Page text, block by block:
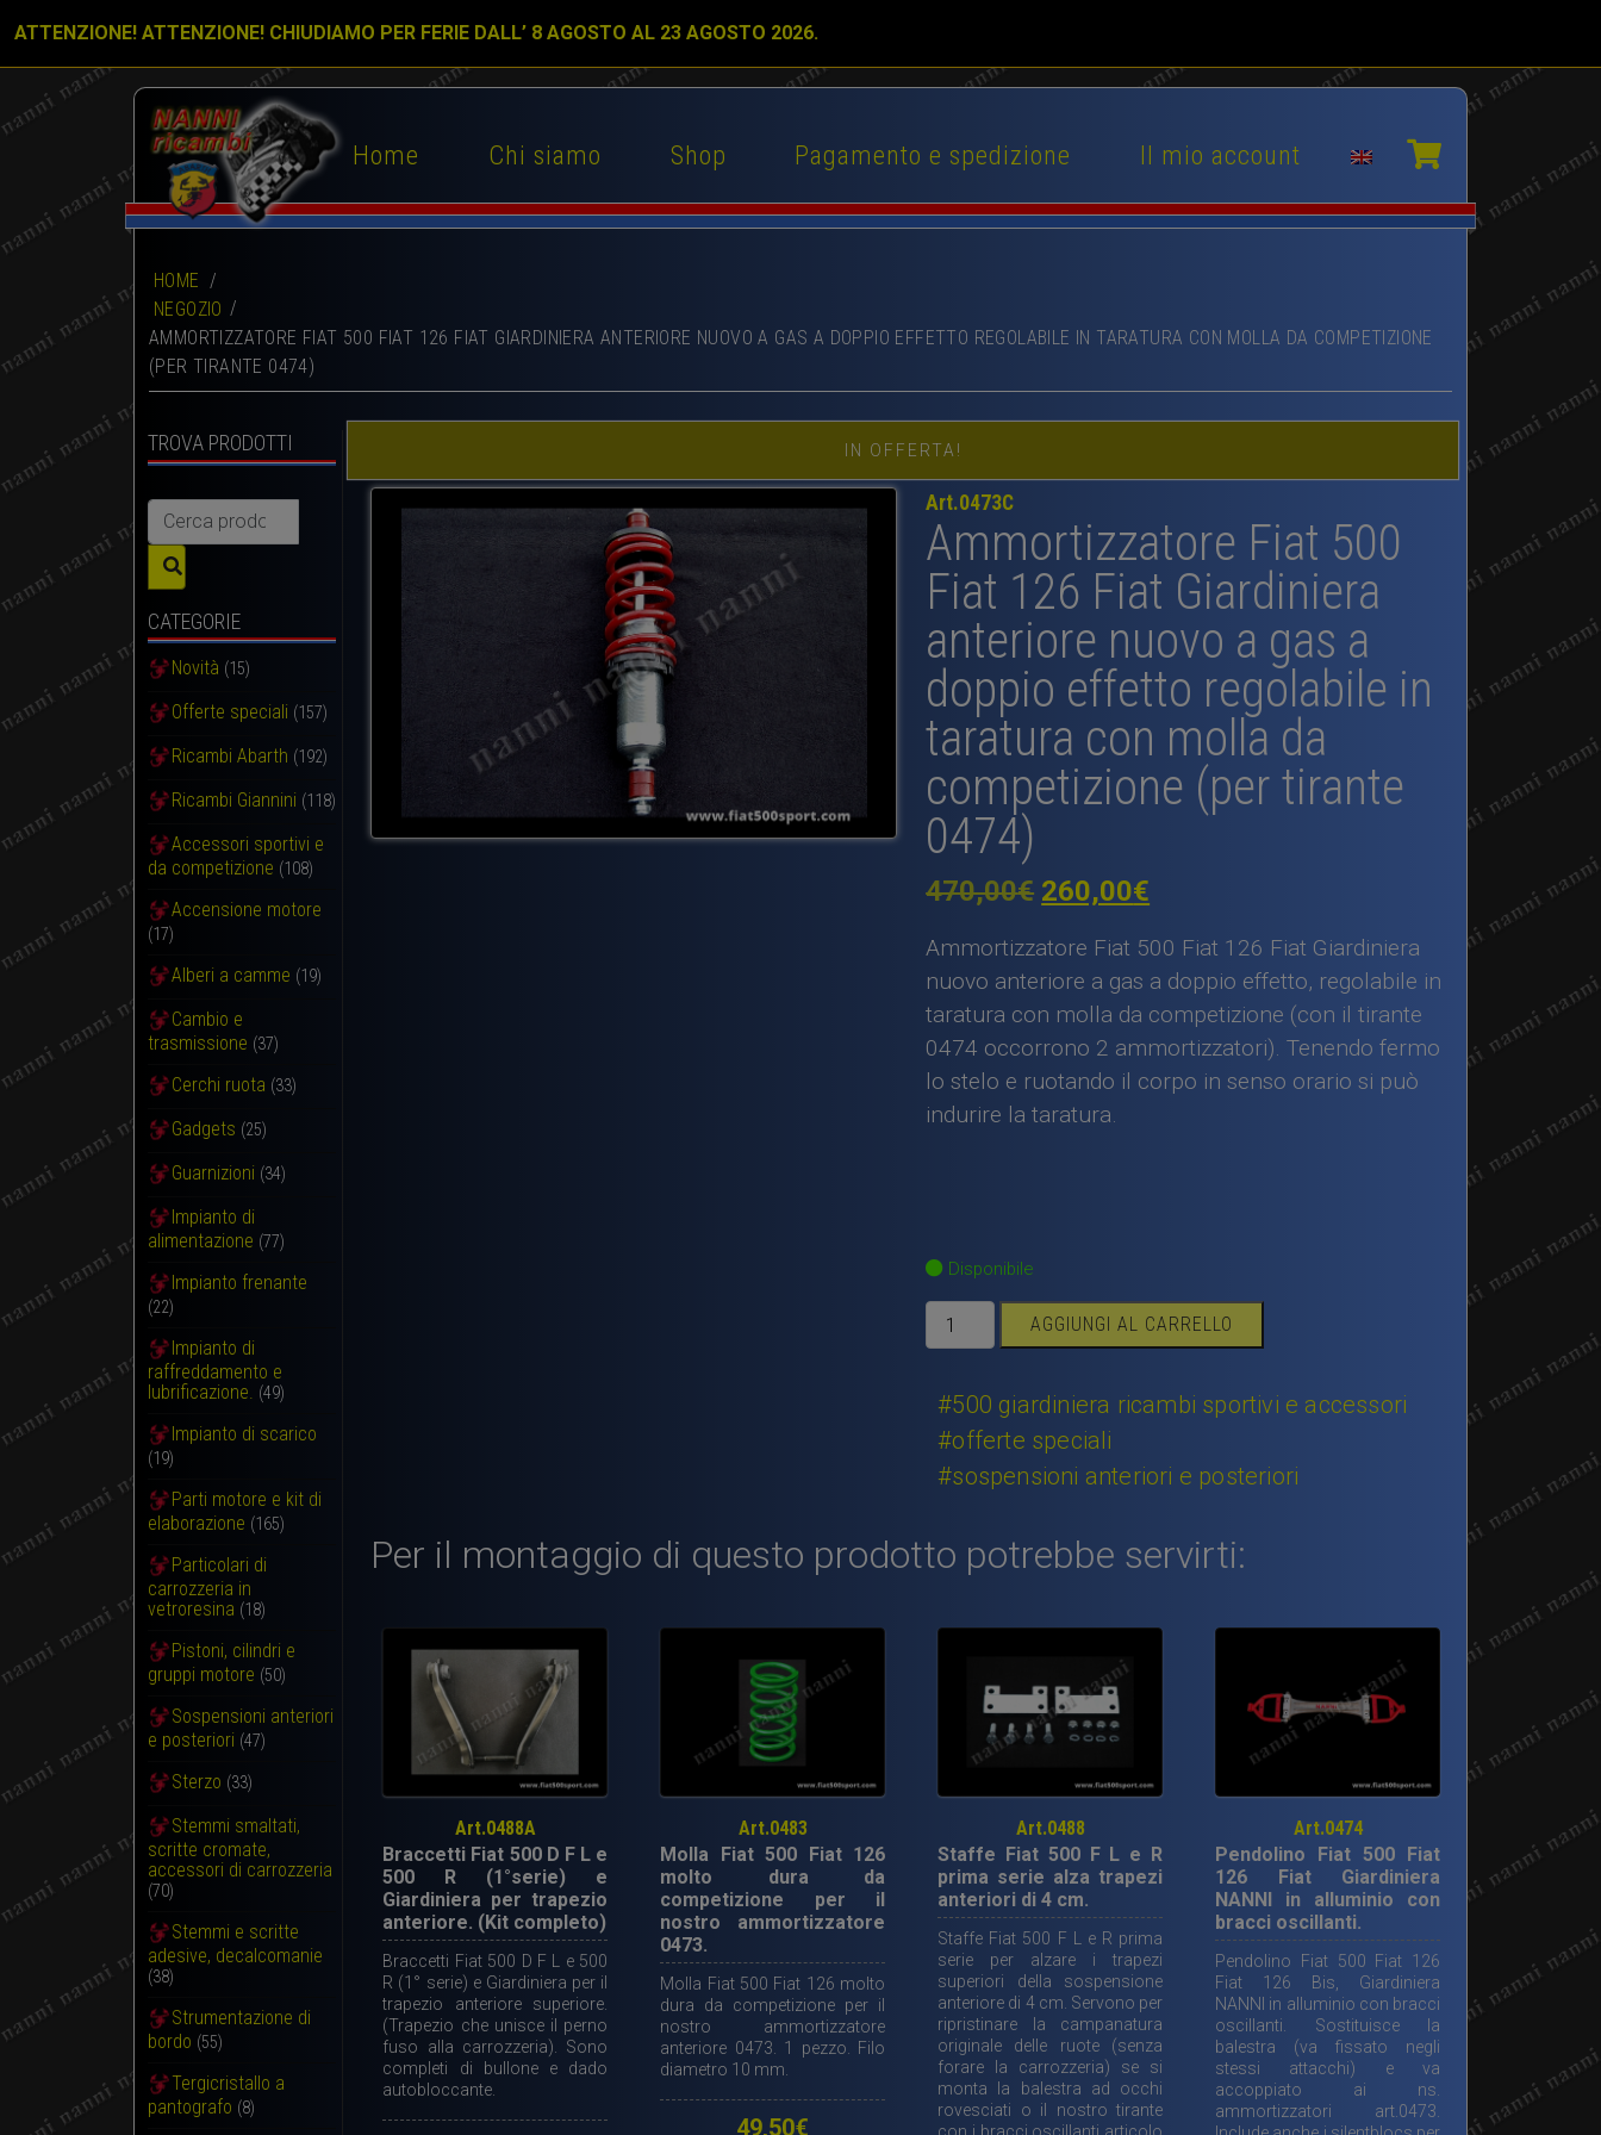
ATTENZIONE! ATTENZIONE! CHIUDIAMO PER FERIE DALL’ 8 AGOSTO AL 23 AGOSTO 2026.
Home Chi siamo Shop Pagamento e spedizione Il mio account
HOME /
NEGOZIO
AMMORTIZZATORE FIAT 500 FIAT 126 FIAT GIARDINIERA ANTERIORE NUOVO A GAS A DOPPIO EFFETTO REGOLABILE IN TARATURA CON MOLLA DA COMPETIZIONE
(PER TIRANTE 0474)
TROVA PRODOTTI
Cerca:
CATEGORIE
Novità (15)
Offerte speciali (157)
Ricambi Abarth (192)
Ricambi Giannini (118)
Accessori sportivi e
da competizione (108)
Accensione motore
(17)
Alberi a camme (19)
Cambio e
trasmissione (37)
Cerchi ruota (33)
Gadgets (25)
Guarnizioni (34)
Impianto di
alimentazione (77)
Impianto frenante
(22)
Impianto di
raffreddamento e
lubrificazione. (49)
Impianto di scarico
(19)
Parti motore e kit di
elaborazione (165)
Particolari di
carrozzeria in
vetroresina (18)
Pistoni, cilindri e
gruppi motore (50)
Sospensioni anteriori
e posteriori (47)
Sterzo (33)
Stemmi smaltati,
scritte cromate,
accessori di carrozzeria
(70)
Stemmi e scritte
adesive, decalcomanie
(38)
Strumentazione di
bordo (55)
Tergicristallo a
pantografo (8)
IN OFFERTA!
Art.0473C
Ammortizzatore Fiat 500
Fiat 126 Fiat Giardiniera
anteriore nuovo a gas a
doppio effetto regolabile in
taratura con molla da
competizione (per tirante
0474)
470,00€ Il
prezzo
originale
era:
470,00€.
260,00€
prezzo
attuale
è:
260,00€.
Ammortizzatore Fiat 500 Fiat 126 Fiat Giardiniera
nuovo anteriore a gas a doppio effetto, regolabile in
taratura con molla da competizione (con il tirante
0474 occorrono 2 ammortizzatori). Tenendo fermo
lo stelo e ruotando il corpo in senso orario si può
indurire la taratura.
Disponibile
Ammortizzatore
Fiat
Fiat
126
Fiat
Giardiniera
nuovo
a
regolabile
taratura
con
da
competizione
(per
tirante
0474)
quantità
AGGIUNGI AL CARRELLO
#500 giardiniera ricambi sportivi e accessori
#offerte speciali
#sospensioni anteriori e posteriori
Per il montaggio di questo prodotto potrebbe servirti:
Art.0488A
Braccetti Fiat 500 D F L e
500 R (1°serie) e
Giardiniera per trapezio
anteriore. (Kit completo)
Braccetti Fiat 500 D F L e 500
R (1° serie) e Giardiniera per il
trapezio anteriore superiore.
(Trapezio che unisce il perno
fuso alla carrozzeria). Sono
completi di bullone e dado
autobloccante.
Art.0483
Molla Fiat 500 Fiat 126
molto dura da
competizione per il
nostro ammortizzatore
0473.
Molla Fiat 500 Fiat 126 molto
dura da competizione per il
nostro ammortizzatore
anteriore 0473. 1 pezzo. Filo
diametro 10 mm.
49,50€
Art.0488
Staffe Fiat 500 F L e R
prima serie alza trapezi
anteriori di 4 cm.
Staffe Fiat 500 F L e R prima
serie per alzare i trapezi
superiori della sospensione
anteriore di 4 cm. Servono per
ripristinare la campanatura
originale delle ruote (senza
forare la carrozzeria) se si
monta la balestra ad occhi
rovesciati o il nostro tirante
Art.0474
Pendolino Fiat 500 Fiat
126 Fiat Giardiniera
NANNI in alluminio con
bracci oscillanti.
Pendolino Fiat 500 Fiat 126
Fiat 126 Bis, Giardiniera
NANNI in alluminio con bracci
oscillanti. Sostituisce la
balestra (va fissato negli
stessi attacchi) e va
accoppiato ai ns.
ammortizzatori art.0473.